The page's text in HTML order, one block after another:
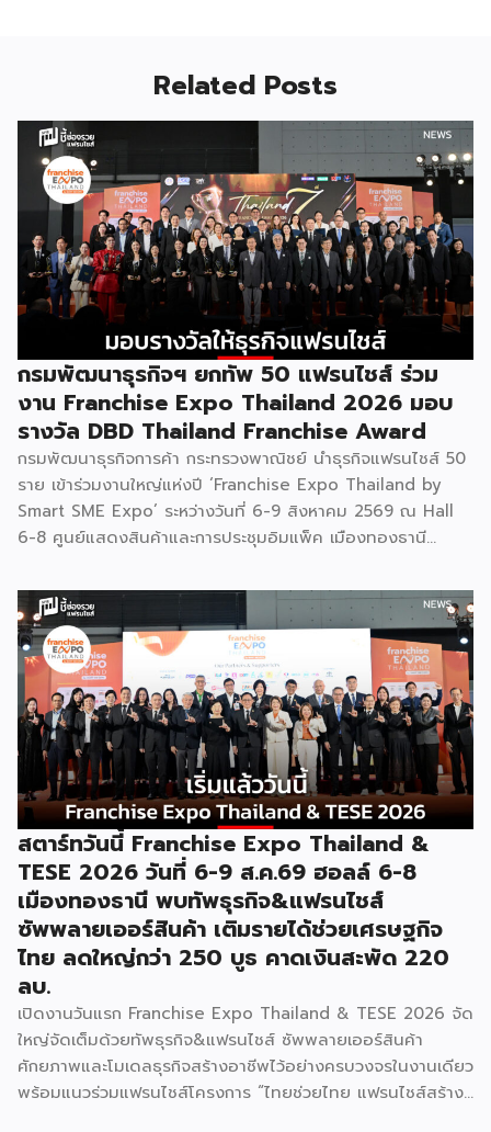
Related Posts
กรมพัฒนาธุรกิจฯ ยกทัพ 50 แฟรนไชส์ ร่วม
งาน Franchise Expo Thailand 2026 มอบ
รางวัล DBD Thailand Franchise Award
กรมพัฒนาธุรกิจการค้า กระทรวงพาณิชย์ นำธุรกิจแฟรนไชส์ 50
ราย เข้าร่วมงานใหญ่แห่งปี ‘Franchise Expo Thailand by
Smart SME Expo’ ระหว่างวันที่ 6-9 สิงหาคม 2569 ณ Hall
6-8 ศูนย์แสดงสินค้าและการประชุมอิมแพ็ค เมืองทองธานี
2026 ให้แก่ผู้ประกอบธุรกิจแฟรนไชส์ที่อยู่ในการส่งเสริมสนับสนุน
ของกรมฯ นายพูนพงษ์ นัยนาภากรณ์ อธิบดีกรมพัฒนาธุรกิจ
การค้า กระทรวงพาณิชย์ เปิดเผยภายหลังเป็นประธานเปิดงาน
“งานแฟรนไชส์ เอ็กซ์โป ไทยแลนด์ บาย สมาร์ท เอสเอ็มอี เอ็กซ์
โป (Franchise Expo Thailand by Smart SME Expo)” ซึ่ง
เป็นงานแสดงธุรกิจแฟรนไชส์ชั้นนำที่จัดขึ้นโดย บริษัท พีเอ็มจี
คอร์ปอเรชัน จำกัด เพื่อยกระดับศักยภาพของผู้ประกอบการและ
เจ้าของธุรกิจที่ต้องการขยายกิจการผ่านระบบแฟรนไชส์ […]
สตาร์ทวันนี้ Franchise Expo Thailand &
TESE 2026 วันที่ 6-9 ส.ค.69 ฮอลล์ 6-8
เมืองทองธานี พบทัพธุรกิจ&แฟรนไชส์
ซัพพลายเออร์สินค้า เติมรายได้ช่วยเศรษฐกิจ
ไทย ลดใหญ่กว่า 250 บูธ คาดเงินสะพัด 220
ลบ.
เปิดงานวันแรก Franchise Expo Thailand & TESE 2026 จัด
ใหญ่จัดเต็มด้วยทัพธุรกิจ&แฟรนไชส์ ซัพพลายเออร์สินค้า
ศักยภาพและโมเดลธุรกิจสร้างอาชีพไว้อย่างครบวงจรในงานเดียว
พร้อมแนวร่วมแฟรนไชส์โครงการ “ไทยช่วยไทย แฟรนไชส์สร้าง